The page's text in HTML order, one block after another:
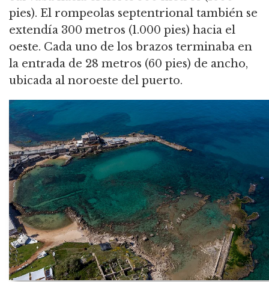
pies). El rompeolas septentrional también se
extendía 300 metros (1.000 pies) hacia el
oeste. Cada uno de los brazos terminaba en
la entrada de 28 metros (60 pies) de ancho,
ubicada al noroeste del puerto.